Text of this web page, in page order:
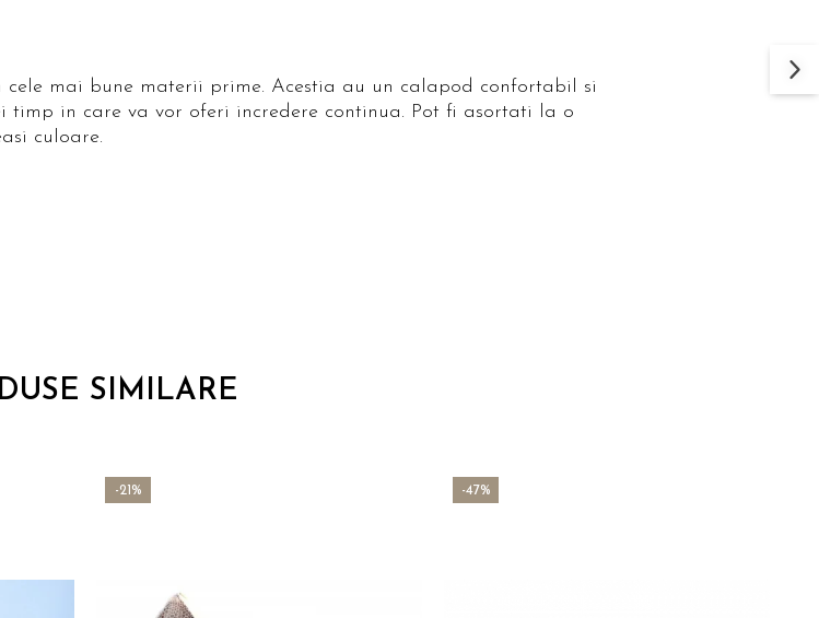
mai bune materii prime. Acestia au un calapod confortabil si
in care va vor oferi incredere continua. Pot fi asortati la o
culoare.
SIMILARE
-21% -47%